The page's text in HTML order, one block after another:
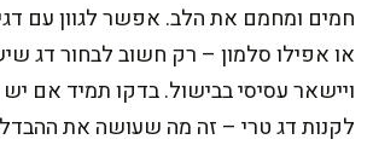
חמים ומחמם את הלב. אפשר לגוון עם
או אפילו סלמון – רק חשוב לבחור דג
ויישאר עסיסי בבישול. בדקו תמיד אם יש
לקנות דג טרי – זה מה שעושה את